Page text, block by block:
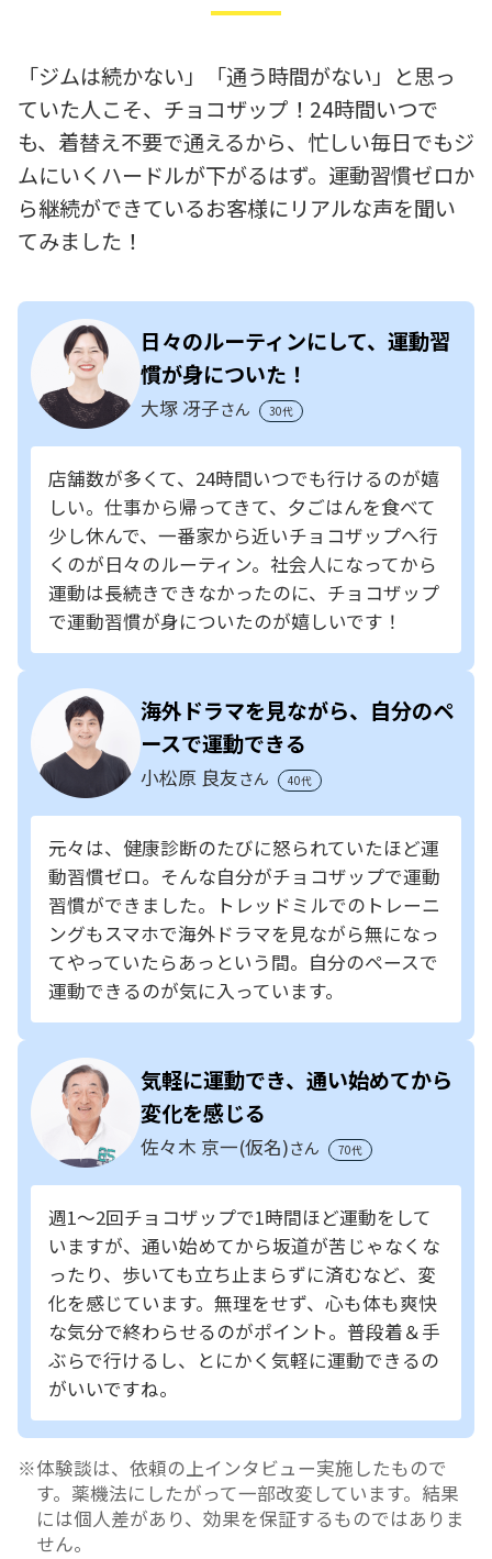
「ジムは続かない」「通う時間がない」と思っ
ていた人こそ、チョコザップ！24時間いつで
も、着替え不要で通えるから、忙しい毎日でもジ
ムにいくハードルが下がるはず。運動習慣ゼロか
ら継続ができているお客様にリアルな声を聞い
てみました！
日々のルーティンにして、運動習
慣が身についた！
大塚 冴子さん 30代
店舗数が多くて、24時間いつでも行けるのが嬉
しい。仕事から帰ってきて、夕ごはんを食べて
少し休んで、一番家から近いチョコザップへ行
くのが日々のルーティン。社会人になってから
運動は長続きできなかったのに、チョコザップ
で運動習慣が身についたのが嬉しいです！
海外ドラマを見ながら、自分のペ
ースで運動できる
小松原 良友さん 40代
元々は、健康診断のたびに怒られていたほど運
動習慣ゼロ。そんな自分がチョコザップで運動
習慣ができました。トレッドミルでのトレーニ
ングもスマホで海外ドラマを見ながら無になっ
てやっていたらあっという間。自分のペースで
運動できるのが気に入っています。
気軽に運動でき、通い始めてから
変化を感じる
佐々木 京一(仮名)さん 70代
週1～2回チョコザップで1時間ほど運動をして
いますが、通い始めてから坂道が苦じゃなくな
ったり、歩いても立ち止まらずに済むなど、変
化を感じています。無理をせず、心も体も爽快
な気分で終わらせるのがポイント。普段着＆手
ぶらで行けるし、とにかく気軽に運動できるの
がいいですね。
体験談は、依頼の上インタビュー実施したもので
す。薬機法にしたがって一部改変しています。結果
には個人差があり、効果を保証するものではありま
せん。